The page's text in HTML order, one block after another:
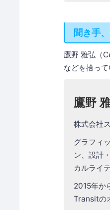
聞き手
鷹野 雅弘（
などを拾って
鷹野
株式会社
グラフィ
ン、設計
カルライ
2015年か
Transitの